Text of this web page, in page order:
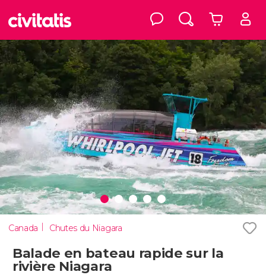
Canada Chutes du Niagara
Balade en bateau rapide sur la
rivière Niagara